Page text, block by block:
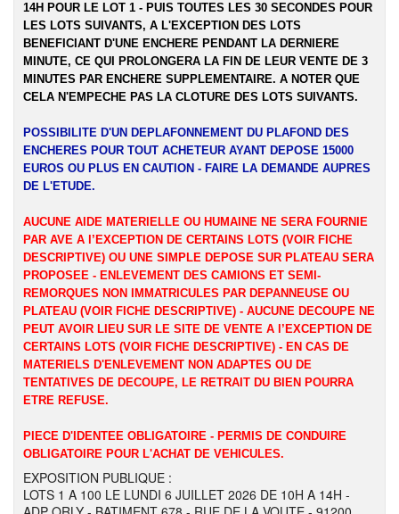
14H POUR LE LOT 1 - PUIS TOUTES LES 30 SECONDES POUR
LES LOTS SUIVANTS, A L'EXCEPTION DES LOTS
BENEFICIANT D'UNE ENCHERE PENDANT LA DERNIERE
MINUTE, CE QUI PROLONGERA LA FIN DE LEUR VENTE DE 3
MINUTES PAR ENCHERE SUPPLEMENTAIRE. A NOTER QUE
CELA N'EMPECHE PAS LA CLOTURE DES LOTS SUIVANTS.
POSSIBILITE D'UN DEPLAFONNEMENT DU PLAFOND DES
ENCHERES POUR TOUT ACHETEUR AYANT DEPOSE 15000
EUROS OU PLUS EN CAUTION - FAIRE LA DEMANDE AUPRES
DE L'ETUDE.
AUCUNE AIDE MATERIELLE OU HUMAINE NE SERA FOURNIE
PAR AVE A l’EXCEPTION DE CERTAINS LOTS (VOIR FICHE
DESCRIPTIVE) OU UNE SIMPLE DEPOSE SUR PLATEAU SERA
PROPOSEE - ENLEVEMENT DES CAMIONS ET SEMI-
REMORQUES NON IMMATRICULES PAR DEPANNEUSE OU
PLATEAU (VOIR FICHE DESCRIPTIVE) - AUCUNE DECOUPE NE
PEUT AVOIR LIEU SUR LE SITE DE VENTE A l’EXCEPTION DE
CERTAINS LOTS (VOIR FICHE DESCRIPTIVE) - EN CAS DE
MATERIELS D'ENLEVEMENT NON ADAPTES OU DE
TENTATIVES DE DECOUPE, LE RETRAIT DU BIEN POURRA
ETRE REFUSE.
PIECE D'IDENTEE OBLIGATOIRE - PERMIS DE CONDUIRE
OBLIGATOIRE POUR L'ACHAT DE VEHICULES.
EXPOSITION PUBLIQUE :
LOTS 1 A 100 LE LUNDI 6 JUILLET 2026 DE 10H A 14H -